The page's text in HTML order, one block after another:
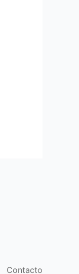
Contacto